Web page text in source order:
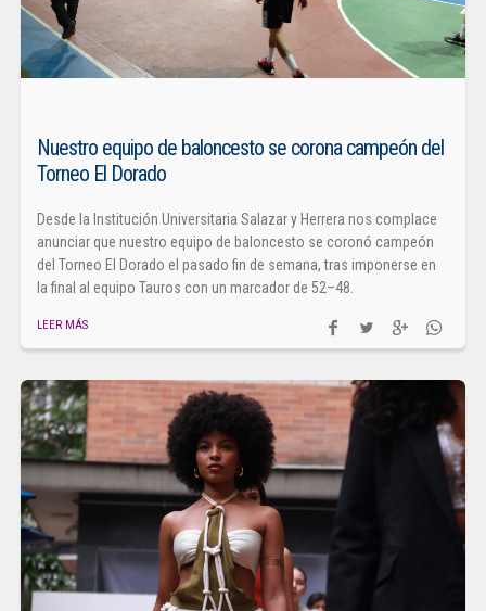
Nuestro equipo de baloncesto se corona campeón del
Torneo El Dorado
Desde la Institución Universitaria Salazar y Herrera nos complace
anunciar que nuestro equipo de baloncesto se coronó campeón
del Torneo El Dorado el pasado fin de semana, tras imponerse en
la final al equipo Tauros con un marcador de 52–48.
LEER MÁS